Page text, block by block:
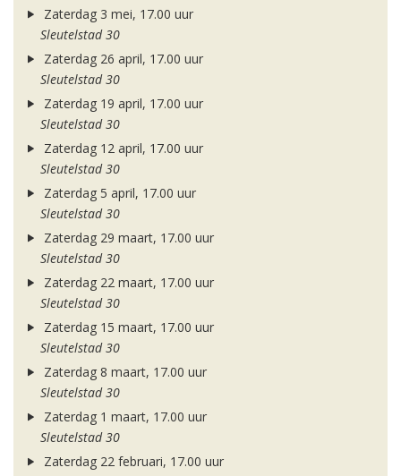
Zaterdag 3 mei, 17.00 uur
Sleutelstad 30
Zaterdag 26 april, 17.00 uur
Sleutelstad 30
Zaterdag 19 april, 17.00 uur
Sleutelstad 30
Zaterdag 12 april, 17.00 uur
Sleutelstad 30
Zaterdag 5 april, 17.00 uur
Sleutelstad 30
Zaterdag 29 maart, 17.00 uur
Sleutelstad 30
Zaterdag 22 maart, 17.00 uur
Sleutelstad 30
Zaterdag 15 maart, 17.00 uur
Sleutelstad 30
Zaterdag 8 maart, 17.00 uur
Sleutelstad 30
Zaterdag 1 maart, 17.00 uur
Sleutelstad 30
Zaterdag 22 februari, 17.00 uur